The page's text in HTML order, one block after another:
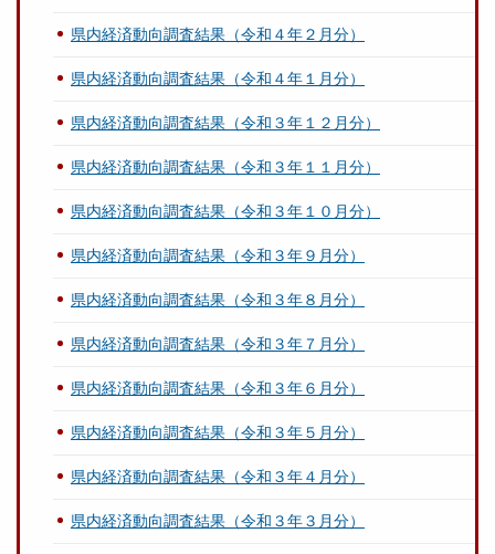
県内経済動向調査結果（令和４年２月分）
県内経済動向調査結果（令和４年１月分）
県内経済動向調査結果（令和３年１２月分）
県内経済動向調査結果（令和３年１１月分）
県内経済動向調査結果（令和３年１０月分）
県内経済動向調査結果（令和３年９月分）
県内経済動向調査結果（令和３年８月分）
県内経済動向調査結果（令和３年７月分）
県内経済動向調査結果（令和３年６月分）
県内経済動向調査結果（令和３年５月分）
県内経済動向調査結果（令和３年４月分）
県内経済動向調査結果（令和３年３月分）